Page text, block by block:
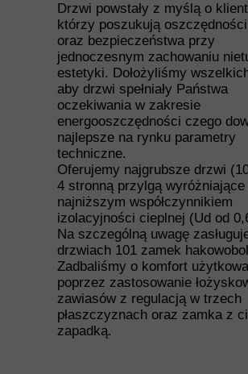
Drzwi powstały z myślą o
którzy poszukują
oraz bezpieczeństwa przy
jednoczesnym zachowaniu
estetyki. Dołożyliśmy
aby drzwi spełniały Państwa
oczekiwania w zakresie
energooszczędności czego
najlepsze na rynku parametry
techniczne.
Oferujemy najgrubsze drzwi
4 stronną przylgą wyróżniające
najniższym współczynnikiem
izolacyjności cieplnej (Ud od
Na szczególną uwagę
drzwiach 101 zamek
Zadbaliśmy o komfort
poprzez zastosowanie
zawiasów z regulacją w trzech
płaszczyznach oraz zamka z
zapadką.